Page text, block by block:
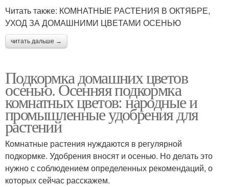
Читать также: КОМНАТНЫЕ РАСТЕНИЯ В ОКТЯБРЕ,
УХОД ЗА ДОМАШНИМИ ЦВЕТАМИ ОСЕНЬЮ
читать дальше →
Подкормка домашних цветов
осенью. Осенняя подкормка
комнатных цветов: народные и
промышленные удобрения для
растений
Комнатные растения нуждаются в регулярной
подкормке. Удобрения вносят и осенью. Но делать это
нужно с соблюдением определенных рекомендаций, о
которых сейчас расскажем.